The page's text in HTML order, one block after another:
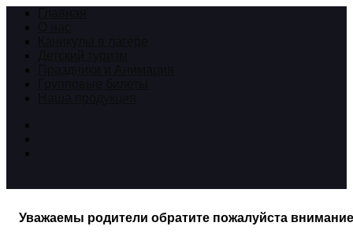
Уважаемы родители обратите пожалуйста внимание